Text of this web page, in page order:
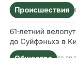
Происшествия
61‑летний
до Суйфэньхэ в